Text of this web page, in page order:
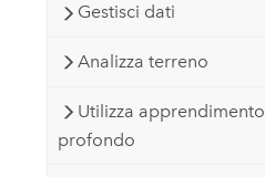
Gestisci dati
Analizza terreno
Utilizza apprendimento
profondo